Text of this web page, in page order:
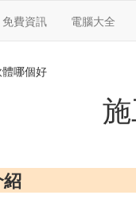
免費資訊 電腦大全
哪個好